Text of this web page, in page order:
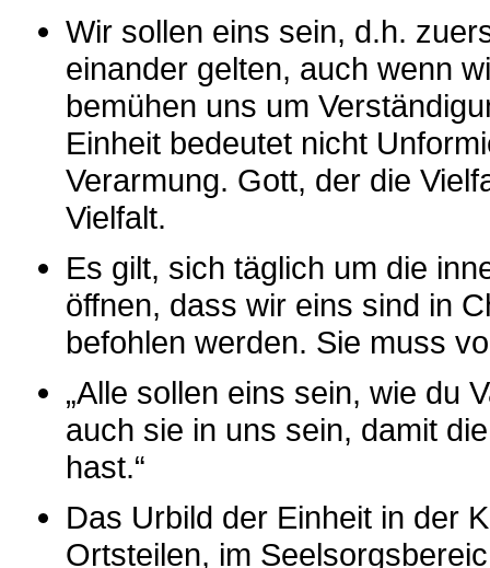
Wir sollen eins sein, d.h.
einander gelten, auch wenn
bemühen uns um
Einheit bedeutet nicht
Verarmung. Gott, der die
Vielfalt.
Es gilt, sich täglich um die
öffnen, dass wir eins sind in
befohlen werden. Sie muss
„Alle sollen eins sein, wie du
auch sie in uns sein, damit
hast.“
Das Urbild der Einheit in der
Ortsteilen, im